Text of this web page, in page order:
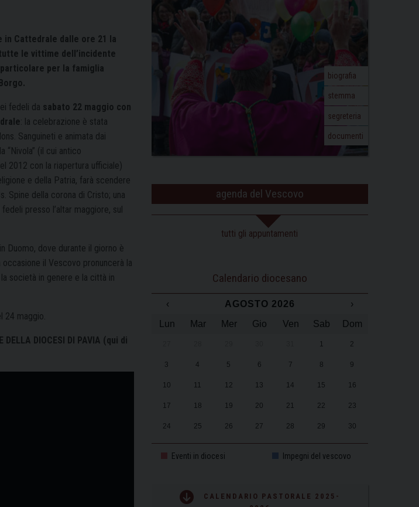
in Cattedrale dalle ore 21 la
le vittime dell’incidente
per la famiglia
fedeli da sabato 22 maggio con
: la celebrazione è stata
Sanguineti e animata dai
“Nivola” (il cui antico
2012 con la riapertura ufficiale)
e della Patria, farà scendere
Spine della corona di Cristo; una
presso l’altar maggiore, sul
in Duomo, dove durante il giorno è
il Vescovo pronuncerà la
società in genere e la città in
24 maggio.
DELLA DIOCESI DI PAVIA (qui di
biografia
stemma
segreteria
documenti
agenda del Vescovo
tutti gli appuntamenti
Calendario diocesano
‹ AGOSTO 2026
›
Lun
Mar Mer Gio Ven Sab Dom
1 2
3 4 5 6 7 8 9
10 11 12 13 14 15 16
17 18 19 20 21 22 23
24 25 26 27 28 29 30
Eventi in diocesi Impegni del vescovo
CALENDARIO PASTORALE 2025-